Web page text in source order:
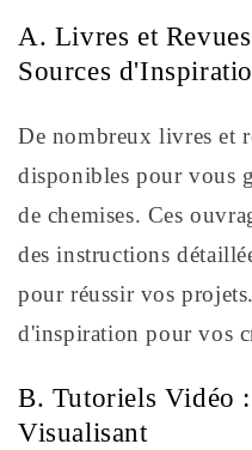
A. Livres et
Sources
De nombreux livres et
disponibles pour vous
de chemises. Ces
des instructions
pour réussir vos
d'inspiration pour vos
B. Tutoriels Vidéo
Visualisant